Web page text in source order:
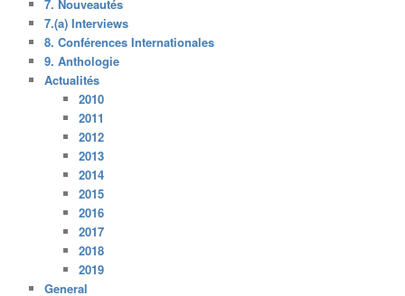
7. Nouveautés
7.(a) Interviews
8. Conférences Internationales
9. Anthologie
Actualités
2010
2011
2012
2013
2014
2015
2016
2017
2018
2019
General